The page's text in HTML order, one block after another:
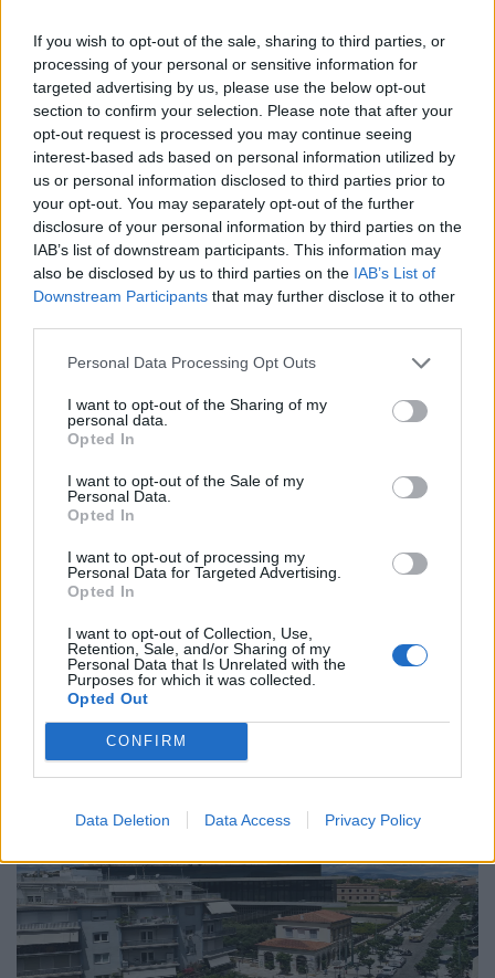
If you wish to opt-out of the sale, sharing to third parties, or
processing of your personal or sensitive information for
targeted advertising by us, please use the below opt-out
section to confirm your selection. Please note that after your
opt-out request is processed you may continue seeing
interest-based ads based on personal information utilized by
us or personal information disclosed to third parties prior to
your opt-out. You may separately opt-out of the further
disclosure of your personal information by third parties on the
IAB’s list of downstream participants. This information may
also be disclosed by us to third parties on the IAB’s List of
Downstream Participants that may further disclose it to other
Personal Data Processing Opt Outs
I want to opt-out of the Sharing of my
personal data.
Opted In
I want to opt-out of the Sale of my
Personal Data.
Opted In
I want to opt-out of processing my
Personal Data for Targeted Advertising.
Opted In
I want to opt-out of Collection, Use,
Retention, Sale, and/or Sharing of my
Personal Data that Is Unrelated with the
Purposes for which it was collected.
Opted Out
CONFIRM
Data Deletion Data Access Privacy Policy
Στην πρώτη του εγκύκλιο "Magnifica Humanitas", ο Πάπας
Λέων ΙΔ’ χρησιμοποιεί την ΤΝ ως αφετηρία για να
καταγγείλει την ανισότητα, τον πόλεμο, τη διάβρωση της
δημοκρατίας και τη συγκέντρωση εξουσίας σε
Διεθνή
Το “Ευρωβαρόμετρο” επιβεβαιώνει την
04.02.26
Το νέο "Ευρωβαρόμετρο" καταγράφει με ψυχρή ακρίβεια αυτή
την αντίφαση. Oι πολίτες που ανησυχούν βαθιά για πολέμους,
ακρίβεια και αποσταθεροποίηση, αλλά ταυτόχρονα ζητούν μια
πιο δυνατή, πιο παρούσα Ευ